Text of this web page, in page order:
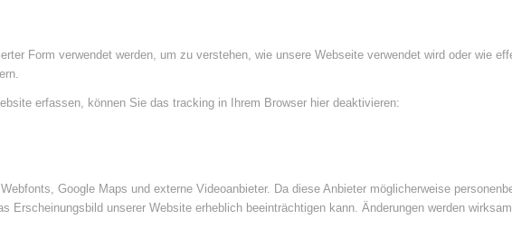
Form verwendet werden, um zu verstehen, wie unsere Webseite verwendet wird oder wie
erfassen, können Sie das tracking in Ihrem Browser hier deaktivieren:
Google Maps und externe Videoanbieter. Da diese Anbieter möglicherweise
unserer Website erheblich beeinträchtigen kann. Änderungen werden